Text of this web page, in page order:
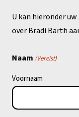
U kan hieronder
over Bradi Barth
Naam (Vereist)
Voornaam